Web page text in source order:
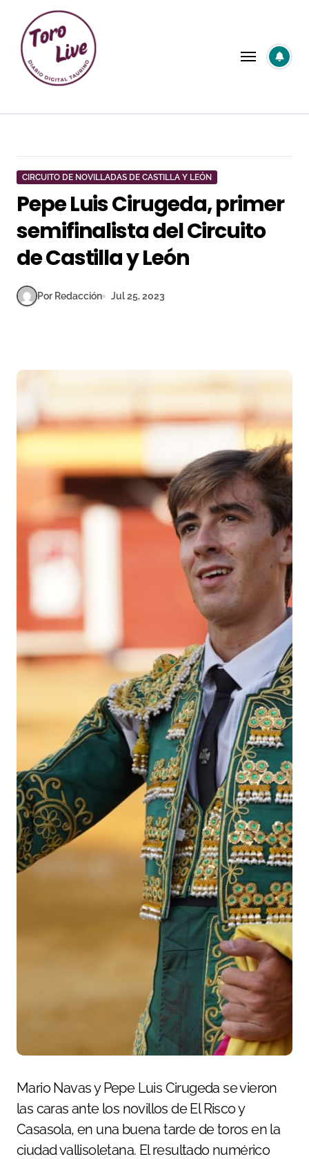
contenido
CIRCUITO DE NOVILLADAS DE CASTILLA Y LEÓN
Pepe Luis Cirugeda, primer
semifinalista del Circuito
de Castilla y León
Por Redacción Jul 25, 2023
Mario Navas y Pepe Luis Cirugeda se vieron
las caras ante los novillos de El Risco y
Casasola, en una buena tarde de toros en la
ciudad vallisoletana. El resultado numérico